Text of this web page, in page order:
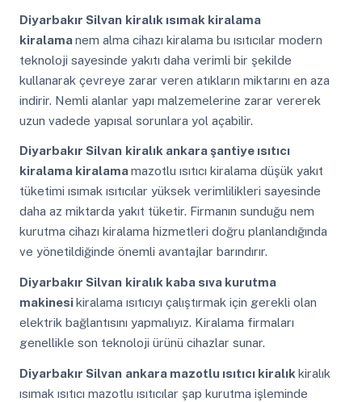
Diyarbakır Silvan kiralık ısımak kiralama
kiralamanem alma cihazı kiralama bu ısıtıcılar modern
teknoloji sayesinde yakıtı daha verimli bir şekilde
kullanarak çevreye zarar veren atıkların miktarını en aza
indirir. Nemli alanlar yapı malzemelerine zarar vererek
uzun vadede yapısal sorunlara yol açabilir.
Diyarbakır Silvan kiralık ankara şantiye ısıtıcı
kiralama kiralamamazotlu ısıtıcı kiralama düşük yakıt
tüketimi ısımak ısıtıcılar yüksek verimlilikleri sayesinde
daha az miktarda yakıt tüketir. Firmanın sunduğu nem
kurutma cihazı kiralama hizmetleri doğru planlandığında
ve yönetildiğinde önemli avantajlar barındırır.
Diyarbakır Silvan kiralık kaba sıva kurutma
makinesikiralama ısıtıcıyı çalıştırmak için gerekli olan
elektrik bağlantısını yapmalıyız. Kiralama firmaları
genellikle son teknoloji ürünü cihazlar sunar.
Diyarbakır Silvan ankara mazotlu ısıtıcı kiralık kiralık
ısımak ısıtıcı mazotlu ısıtıcılar şap kurutma işleminde